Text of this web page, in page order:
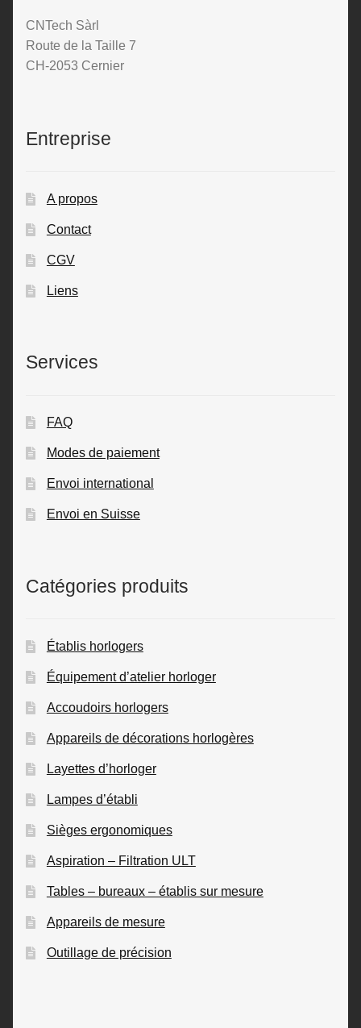
CNTech Sàrl
Route de la Taille 7
CH-2053 Cernier
Entreprise
A propos
Contact
CGV
Liens
Services
FAQ
Modes de paiement
Envoi international
Envoi en Suisse
Catégories produits
Établis horlogers
Équipement d’atelier horloger
Accoudoirs horlogers
Appareils de décorations horlogères
Layettes d’horloger
Lampes d’établi
Sièges ergonomiques
Aspiration – Filtration ULT
Tables – bureaux – établis sur mesure
Appareils de mesure
Outillage de précision